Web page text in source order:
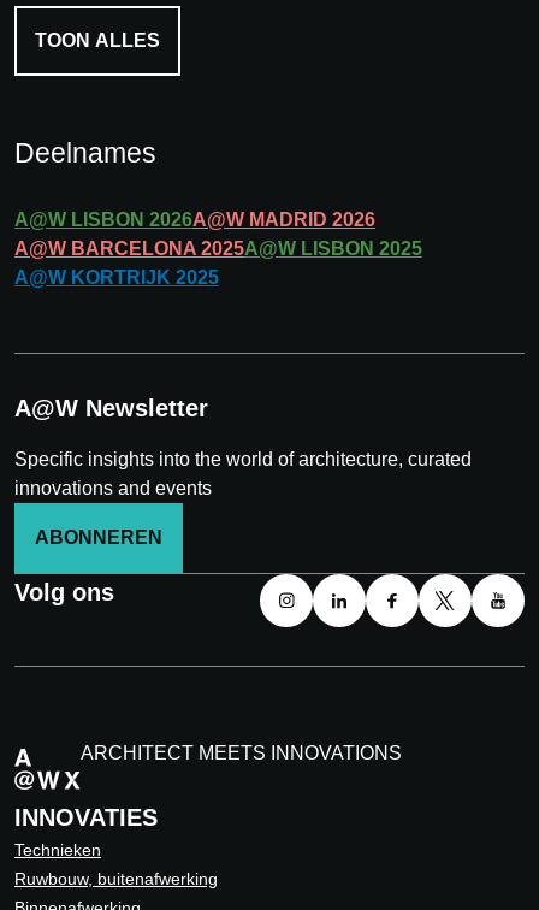
TOON ALLES
Deelnames
A@W LISBON 2026A@W MADRID 2026
A@W BARCELONA 2025A@W LISBON 2025
A@W KORTRIJK 2025
A@W Newsletter
Specific insights into the world of architecture, curated
innovations and events
ABONNEREN
Volg ons
ARCHITECT MEETS INNOVATIONS
INNOVATIES
Technieken
Ruwbouw, buitenafwerking